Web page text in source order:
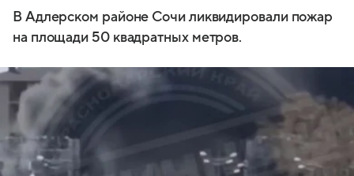
В Адлерском районе Сочи ликвидировали пожар
на площади 50 квадратных метров.